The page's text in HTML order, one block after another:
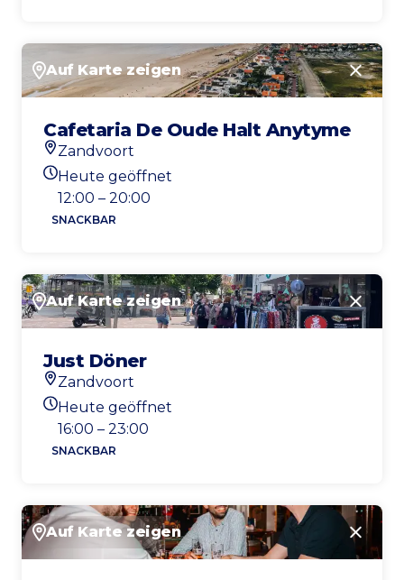
Auf Karte zeigen
Cafetaria De Oude Halt Anytyme
Standort
Zandvoort
Heutigen Öffnungszeiten
Heute geöffnet
12:00 – 20:00
SNACKBAR
Auf Karte zeigen
Just Döner
Standort
Zandvoort
Heutigen Öffnungszeiten
Heute geöffnet
16:00 – 23:00
SNACKBAR
Auf Karte zeigen